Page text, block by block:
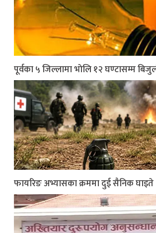
पूर्वका ५ जिल्लामा भाेलि १२ घण्टासम्म
फायरिङ अभ्यासका क्रममा दुई सैनिक घाइते